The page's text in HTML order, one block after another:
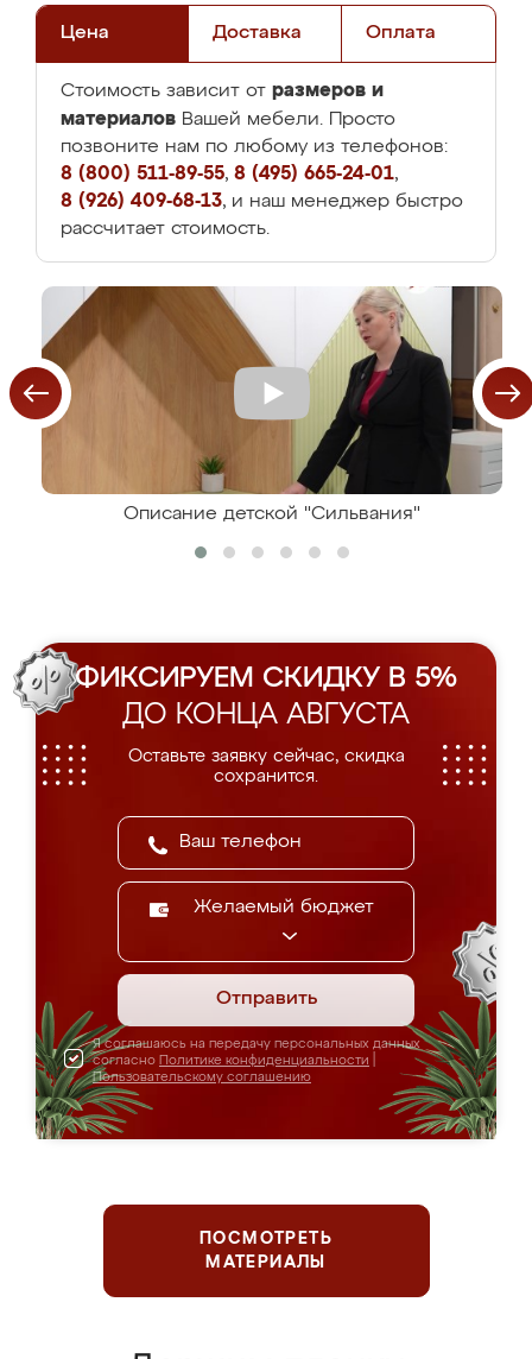
Цена Доставка Оплата
Стоимость зависит от размеров и
материалов Вашей мебели. Просто
позвоните нам по любому из телефонов:
8 (800) 511-89-55, 8 (495) 665-24-01,
8 (926) 409-68-13, и наш менеджер быстро
рассчитает стоимость.
Описание детской "Сильвания"
ФИКСИРУЕМ СКИДКУ В 5%
ДО КОНЦА АВГУСТА
Оставьте заявку сейчас, скидка
сохранится.
Желаемый бюджет
Отправить
Я соглашаюсь на передачу персональных данных
согласно Политике конфиденциальности
Пользовательскому соглашению
ПОСМОТРЕТЬ
МАТЕРИАЛЫ